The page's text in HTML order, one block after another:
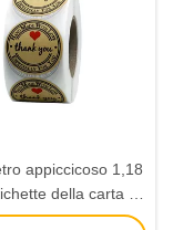
appiccicoso 1,18
della carta di
2mm Brown